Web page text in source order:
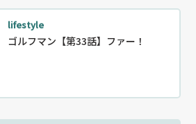
lifestyle
ゴルフマン【第33話】ファー！